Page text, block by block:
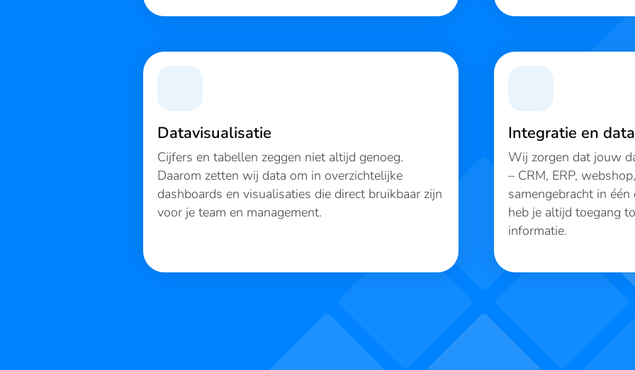
Datavisualisatie
Cijfers en tabellen zeggen niet altijd genoeg.
Daarom zetten wij data om in overzichtelijke
dashboards en visualisaties die direct bruikbaar zijn
voor je team en management.
Integratie en
Wij zorgen dat jouw
– CRM, ERP,
samengebracht in
heb je altijd toegang
informatie.